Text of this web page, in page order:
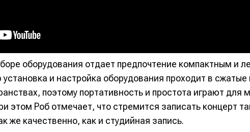
оборудования отдает предпочтение компактным и
и настройка оборудования проходит в
поэтому портативность и простота играют для
этом Роб отмечает, что стремится записать концерт
же качественно, как и студийная запись.